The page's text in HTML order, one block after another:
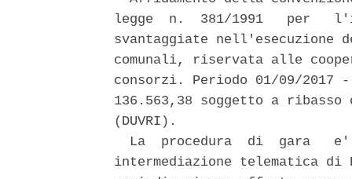
legge  n.  381/1991   per
svantaggiate
comunali, riservata alle
consorzi. Periodo 01/09/
136.563,38 soggetto a
(DUVRI).
La  procedura  di  gara
intermediazione telematica